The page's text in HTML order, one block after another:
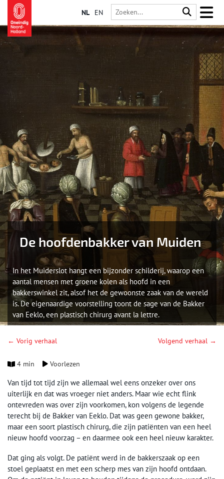
NL EN
De hoofdenbakker van Muiden
In het Muiderslot hangt een bijzonder schilderij, waarop een
aantal mensen met groene kolen als hoofd in een
bakkerswinkel zit, alsof het de gewoonste zaak van de wereld
is. De eigenaardige voorstelling toont de sage van de Bakker
van Eeklo, een plastisch chirurg avant la lettre.
← Vorig verhaal Volgend verhaal →
4 min Voorlezen
Van tijd tot tijd zijn we allemaal wel eens onzeker over ons
uiterlijk en dat was vroeger niet anders. Maar wie echt flink
ontevreden was over zijn voorkomen, kon volgens de legende
terecht bij de Bakker van Eeklo. Dat was geen gewone bakker,
maar een soort plastisch chirurg, die zijn patiënten van een heel
nieuw hoofd voorzag – en daarmee ook een heel nieuw karakter.
Dat ging als volgt. De patiënt werd in de bakkerszaak op een
stoel geplaatst en met een scherp mes van zijn hoofd ontdaan.